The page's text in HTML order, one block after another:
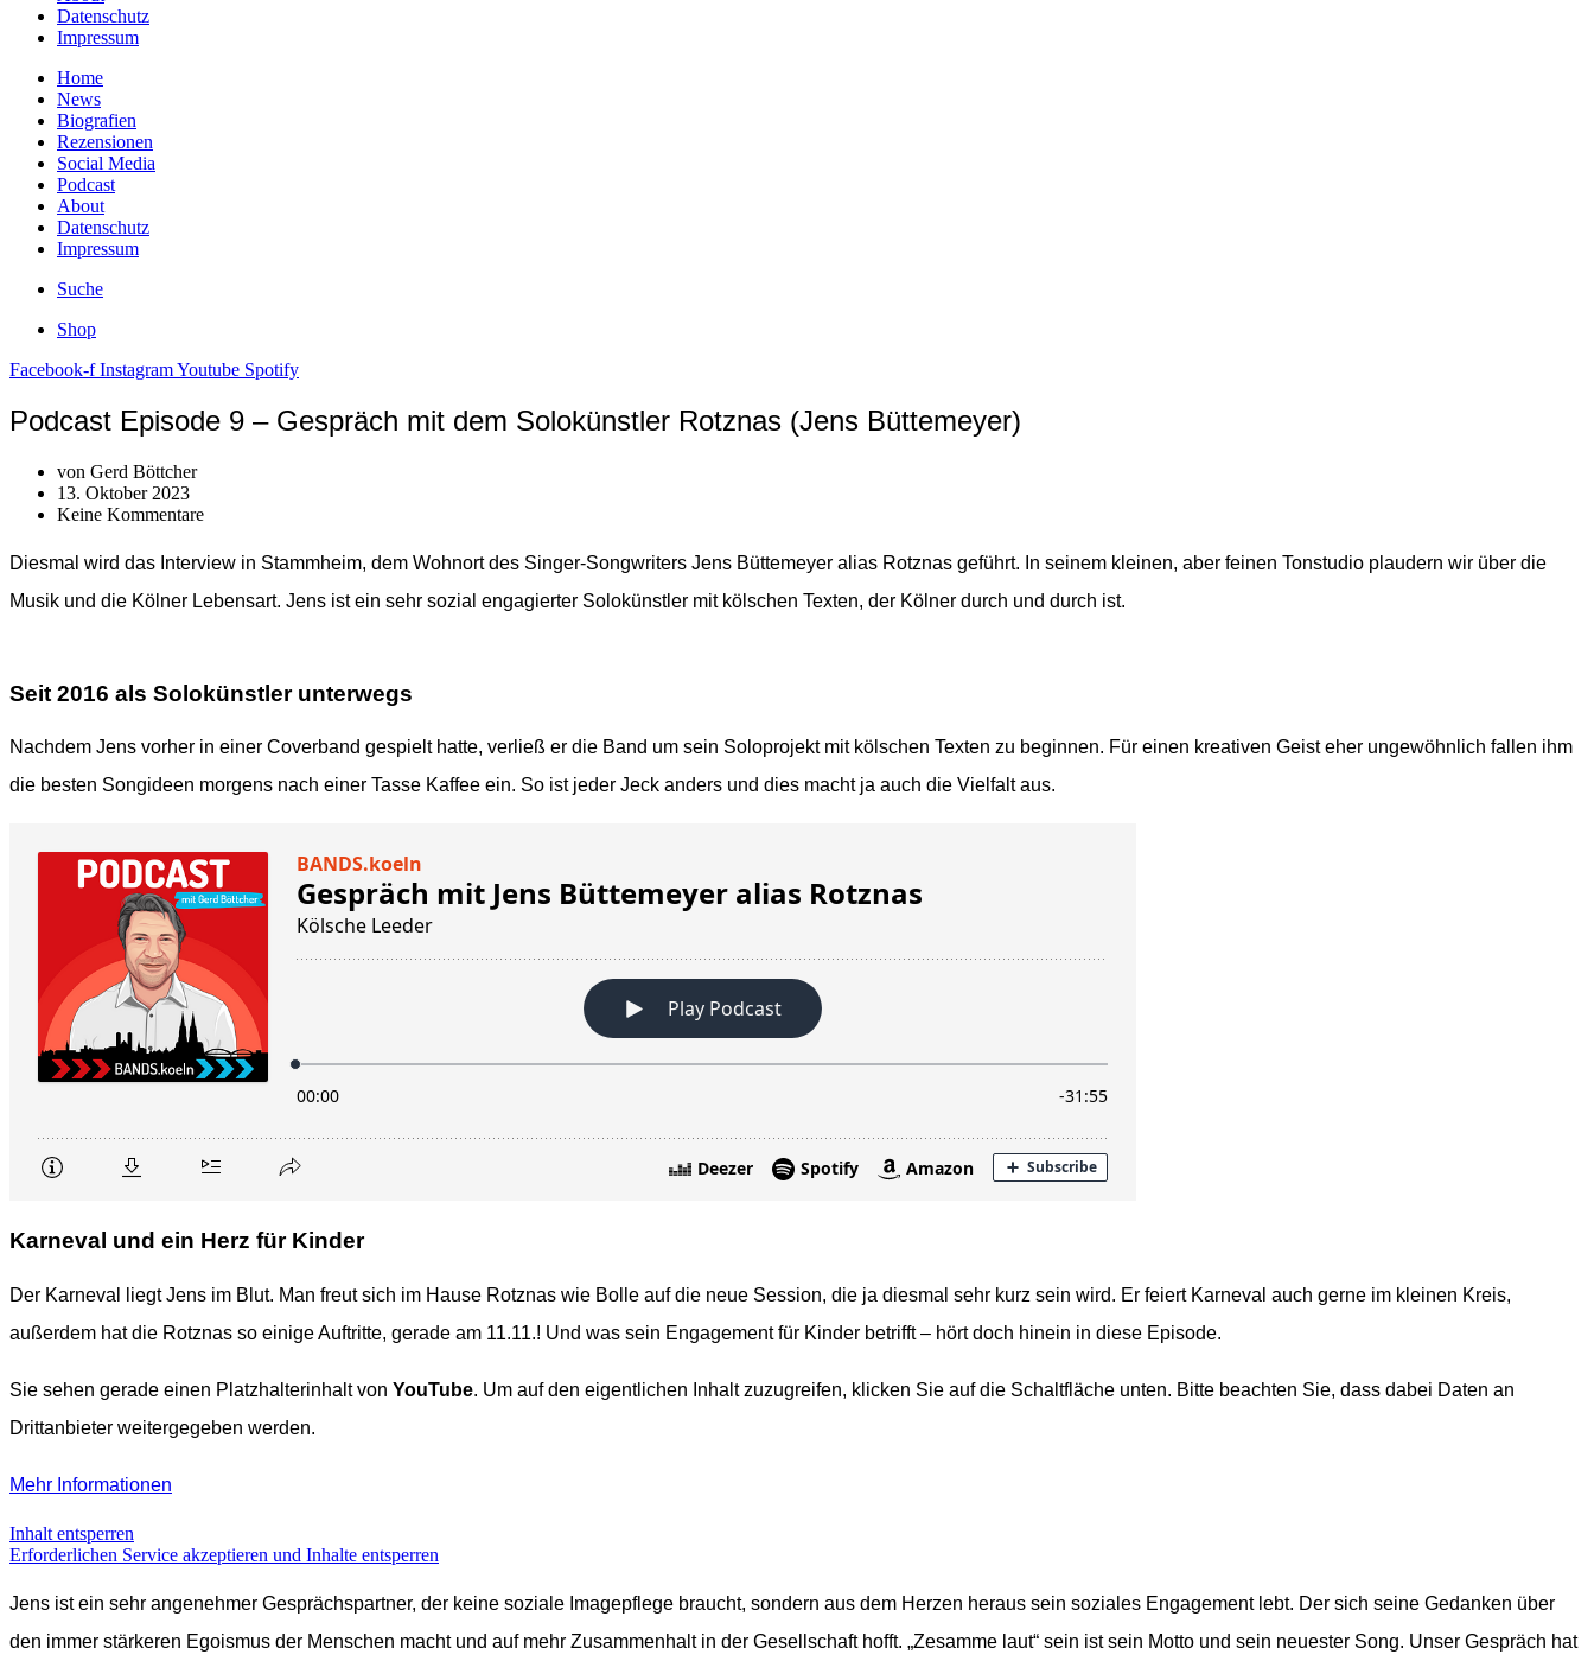
Datenschutz
Impressum
Home
News
Biografien
Rezensionen
Social Media
Podcast
About
Datenschutz
Impressum
Suche
Shop
Facebook-f InstagramYoutube Spotify
Podcast Episode 9 – Gespräch mit dem Solokünstler Rotznas (Jens Büttemeyer)
von Gerd Böttcher
13. Oktober 2023
Keine Kommentare
Diesmal wird das Interview in Stammheim, dem Wohnort des Singer-Songwriters Jens Büttemeyer alias Rotznas geführt. In seinem kleinen, aber feinen Tonstudio plaudern wir über die
Musik und die Kölner Lebensart. Jens ist ein sehr sozial engagierter Solokünstler mit kölschen Texten, der Kölner durch und durch ist.
Seit 2016 als Solokünstler unterwegs
Nachdem Jens vorher in einer Coverband gespielt hatte, verließ er die Band um sein Soloprojekt mit kölschen Texten zu beginnen. Für einen kreativen Geist eher ungewöhnlich fallen ihm
die besten Songideen morgens nach einer Tasse Kaffee ein. So ist jeder Jeck anders und dies macht ja auch die Vielfalt aus.
Karneval und ein Herz für Kinder
Der Karneval liegt Jens im Blut. Man freut sich im Hause Rotznas wie Bolle auf die neue Session, die ja diesmal sehr kurz sein wird. Er feiert Karneval auch gerne im kleinen Kreis,
außerdem hat die Rotznas so einige Auftritte, gerade am 11.11.! Und was sein Engagement für Kinder betrifft – hört doch hinein in diese Episode.
Sie sehen gerade einen Platzhalterinhalt von YouTube. Um auf den eigentlichen Inhalt zuzugreifen, klicken Sie auf die Schaltfläche unten. Bitte beachten Sie, dass dabei Daten an
Drittanbieter weitergegeben werden.
Mehr Informationen
Inhalt entsperren
Erforderlichen Service akzeptieren und Inhalte entsperren
Jens ist ein sehr angenehmer Gesprächspartner, der keine soziale Imagepflege braucht, sondern aus dem Herzen heraus sein soziales Engagement lebt. Der sich seine Gedanken über
den immer stärkeren Egoismus der Menschen macht und auf mehr Zusammenhalt in der Gesellschaft hofft. „Zesamme laut“ sein ist sein Motto und sein neuester Song. Unser Gespräch hat